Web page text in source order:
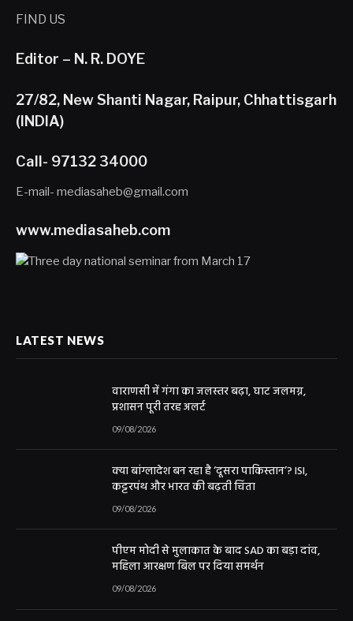
FIND US
Editor – N. R. DOYE
27/82, New Shanti Nagar, Raipur, Chhattisgarh
(INDIA)
Call- 97132 34000
E-mail- mediasaheb@gmail.com
www.mediasaheb.com
LATEST NEWS
वाराणसी में गंगा का जलस्तर बढ़ा, घाट जलमग्न,
प्रशासन पूरी तरह अलर्ट
09/08/2026
क्या बांग्लादेश बन रहा है ‘दूसरा पाकिस्तान’? ISI,
कट्टरपंथ और भारत की बढ़ती चिंता
09/08/2026
पीएम मोदी से मुलाकात के बाद SAD का बड़ा दांव,
महिला आरक्षण बिल पर दिया समर्थन
09/08/2026